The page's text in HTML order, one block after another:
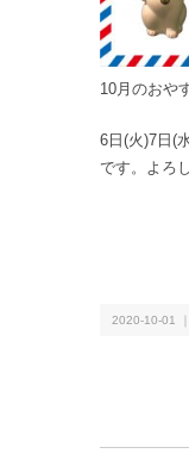
10月のおや
6日(火)7日(
です。よろ
2020-10-01